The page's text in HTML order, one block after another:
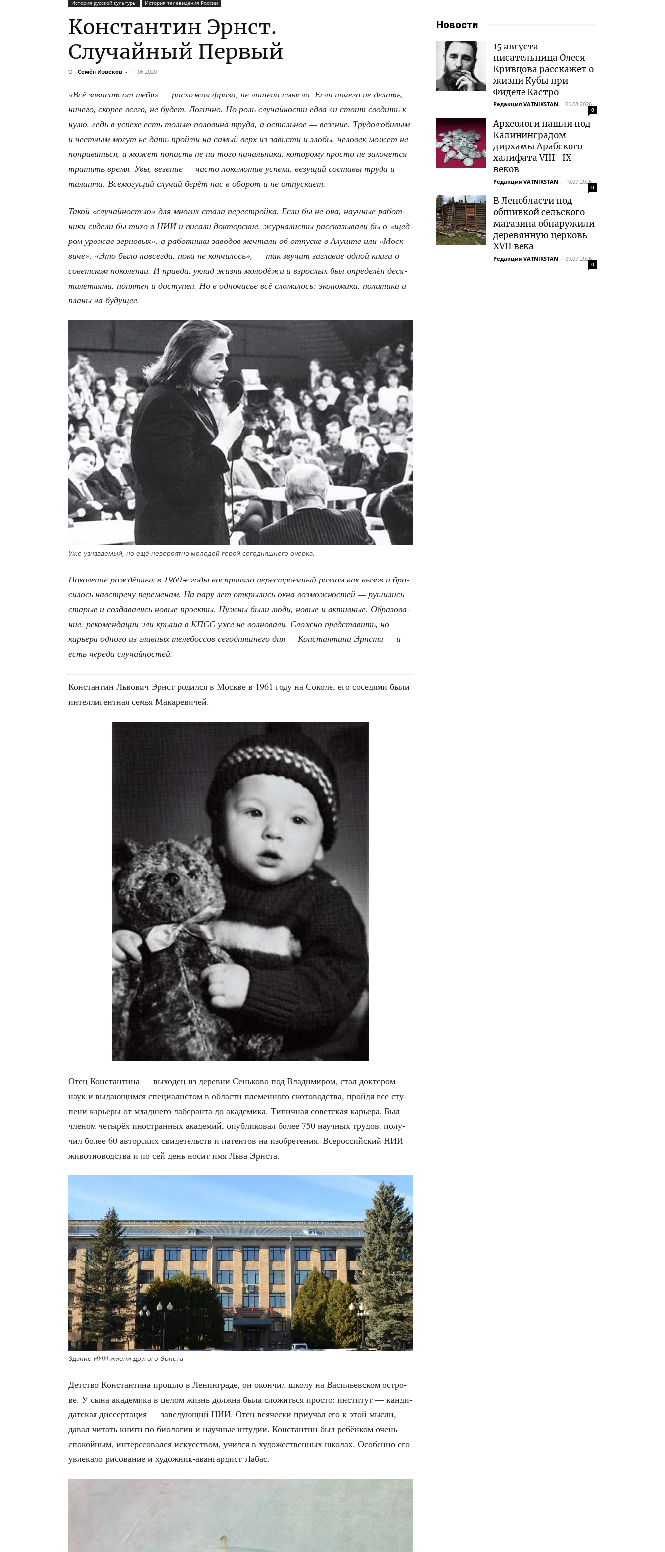
История русской культуры История телевидения России
Константин Эрнст.
Случайный Первый
От Семён Извеков - 11.06.2020
«Всё зави­сит от тебя» — рас­хо­жая фра­за, не лише­на смыс­ла. Если ниче­го не делать,
ниче­го, ско­рее все­го, не будет. Логич­но. Но роль слу­чай­но­сти едва ли сто­ит сво­дить к
нулю, ведь в успе­хе есть толь­ко поло­ви­на тру­да, а осталь­ное — везе­ние. Тру­до­лю­би­вым
и чест­ным могут не дать прой­ти на самый верх из зави­сти и зло­бы, чело­век может не
понра­вить­ся, а может попасть не на того началь­ни­ка, кото­ро­му про­сто не захо­чет­ся
тра­тить вре­мя. Увы, везе­ние — часто локо­мо­тив успе­ха, везу­щий соста­вы тру­да и
талан­та. Все­мо­гу­щий слу­чай берёт нас в обо­рот и не отпускает.
Такой «слу­чай­но­стью» для мно­гих ста­ла пере­строй­ка. Если бы не она, науч­ные работ­
ни­ки сиде­ли бы тихо в НИИ и писа­ли док­тор­ские, жур­на­ли­сты рас­ска­зы­ва­ли бы о «щед­
ром уро­жае зер­но­вых», а работ­ни­ки заво­дов меч­та­ли об отпус­ке в Алуш­те или «Моск­
ви­че». «Это было навсе­гда, пока не кон­чи­лось», — так зву­чит загла­вие одной кни­ги о
совет­ском поко­ле­нии. И прав­да, уклад жиз­ни моло­дё­жи и взрос­лых был опре­де­лён деся­
ти­ле­ти­я­ми, поня­тен и досту­пен. Но в одно­ча­сье всё сло­ма­лось: эко­но­ми­ка, поли­ти­ка и
пла­ны на будущее.
Уже узна­ва­е­мый, но ещё неве­ро­ят­но моло­дой герой сего­дняш­не­го очерка.
Поко­ле­ние рож­дён­ных в 1960‑е годы вос­при­ня­ло пере­стро­еч­ный раз­лом как вызов и бро­
си­лось навстре­чу пере­ме­нам. На пару лет откры­лись окна воз­мож­но­стей — руши­лись
ста­рые и созда­ва­лись новые про­ек­ты. Нуж­ны были люди, новые и актив­ные. Обра­зо­ва­
ние, реко­мен­да­ции или кры­ша в КПСС уже не вол­но­ва­ли. Слож­но пред­ста­вить, но
карье­ра одно­го из глав­ных теле­бос­сов сего­дняш­не­го дня — Кон­стан­ти­на Эрн­ста — и
есть чере­да случайностей.
Кон­стан­тин Льво­вич Эрнст родил­ся в Москве в 1961 году на Соко­ле, его сосе­дя­ми были
интел­ли­гент­ная семья Макаревичей.
Отец Кон­стан­ти­на — выхо­дец из дерев­ни Сень­ко­во под Вла­ди­ми­ром, стал док­то­ром
наук и выда­ю­щим­ся спе­ци­а­ли­стом в обла­сти пле­мен­но­го ско­то­вод­ства, прой­дя все сту­
пе­ни карье­ры от млад­ше­го лабо­ран­та до ака­де­ми­ка. Типич­ная совет­ская карье­ра. Был
чле­ном четы­рёх ино­стран­ных ака­де­мий, опуб­ли­ко­вал более 750 науч­ных тру­дов, полу­
чил более 60 автор­ских сви­де­тельств и патен­тов на изоб­ре­те­ния. Все­рос­сий­ский НИИ
живот­но­вод­ства и по сей день носит имя Льва Эрнста.
Зда­ние НИИ име­ни дру­го­го Эрнста
Дет­ство Кон­стан­ти­на про­шло в Ленин­гра­де, он окон­чил шко­лу на Васи­льев­ском ост­ро­
ве. У сына ака­де­ми­ка в целом жизнь долж­на была сло­жить­ся про­сто: инсти­тут — кан­ди­
дат­ская дис­сер­та­ция — заве­ду­ю­щий НИИ. Отец вся­че­ски при­учал его к этой мыс­ли,
давал читать кни­ги по био­ло­гии и науч­ные шту­дии. Кон­стан­тин был ребён­ком очень
спо­кой­ным, инте­ре­со­вал­ся искус­ством, учил­ся в худо­же­ствен­ных шко­лах. Осо­бен­но его
увле­ка­ло рисо­ва­ние и худож­ник-аван­гар­дист Лабас.
Новости
15 августа
писательница Олеся
Кривцова расскажет о
жизни Кубы при
Фиделе Кастро
Редакция VATNIKSTAN - 05.08.2026
0
Археологи нашли под
Калининградом
дирхамы Арабского
халифата VIII–IX
веков
Редакция VATNIKSTAN - 10.07.2026
0
В Ленобласти под
обшивкой сельского
магазина обнаружили
деревянную церковь
XVII века
Редакция VATNIKSTAN - 09.07.2026
0